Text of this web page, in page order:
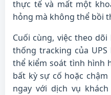
thực tế và mất một
hỏng mà không thể bồi
Cuối cùng, việc theo
thống tracking của
thể kiểm soát tình hình
bất kỳ sự cố hoặc
ngay với dịch vụ